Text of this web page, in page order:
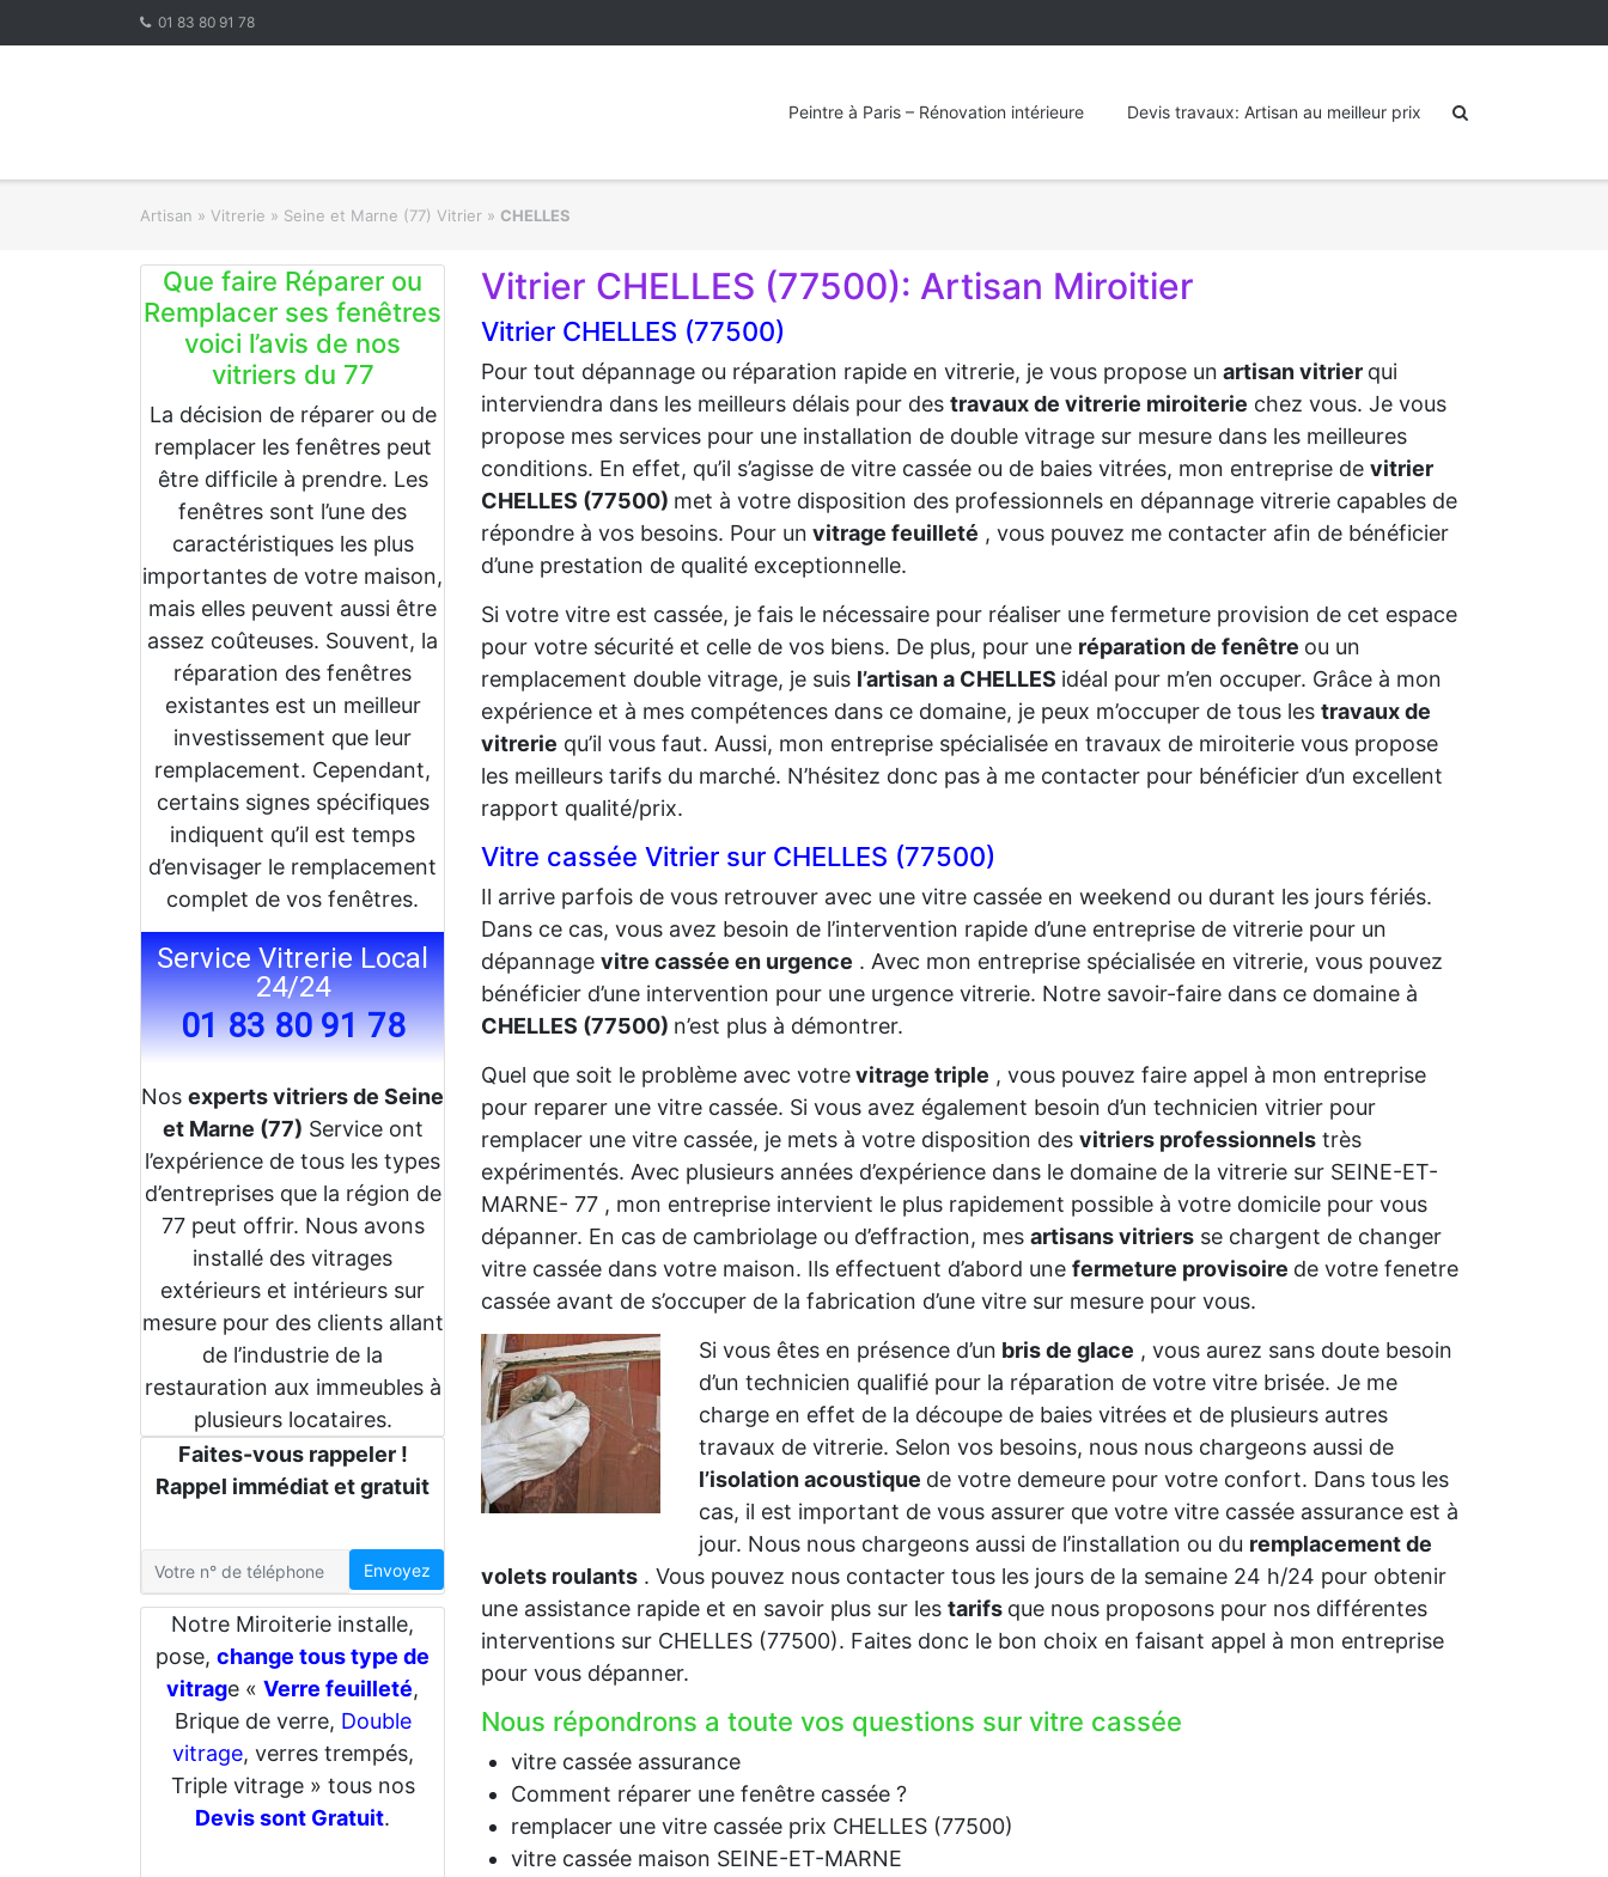
01 83 80 91 78
Peintre à Paris – Rénovation intérieure Devis travaux: Artisan au meilleur prix
Artisan » Vitrerie » Seine et Marne (77) Vitrier » CHELLES
Que faire Réparer ou
Remplacer ses fenêtres
voici l’avis de nos
vitriers du 77
La décision de réparer ou de
remplacer les fenêtres peut
être difficile à prendre. Les
fenêtres sont l’une des
caractéristiques les plus
importantes de votre maison,
mais elles peuvent aussi être
assez coûteuses. Souvent, la
réparation des fenêtres
existantes est un meilleur
investissement que leur
remplacement. Cependant,
certains signes spécifiques
indiquent qu’il est temps
d’envisager le remplacement
complet de vos fenêtres.
Service Vitrerie Local
24/24
01 83 80 91 78
Nos experts vitriers de Seine
et Marne (77) Service ont
l’expérience de tous les types
d’entreprises que la région de
77 peut offrir. Nous avons
installé des vitrages
extérieurs et intérieurs sur
mesure pour des clients allant
de l’industrie de la
restauration aux immeubles à
plusieurs locataires.
Faites-vous rappeler !
Rappel immédiat et gratuit
Envoyez
Notre Miroiterie installe,
pose, change tous type de
vitrage « Verre feuilleté,
Brique de verre, Double
vitrage, verres trempés,
Triple vitrage » tous nos
Devis sont Gratuit.
Vitrier CHELLES (77500): Artisan Miroitier
Vitrier CHELLES (77500)
Pour tout dépannage ou réparation rapide en vitrerie, je vous propose un artisan vitrier qui
interviendra dans les meilleurs délais pour des travaux de vitrerie miroiterie chez vous. Je vous
propose mes services pour une installation de double vitrage sur mesure dans les meilleures
conditions. En effet, qu’il s’agisse de vitre cassée ou de baies vitrées, mon entreprise de vitrier
CHELLES (77500) met à votre disposition des professionnels en dépannage vitrerie capables de
répondre à vos besoins. Pour un vitrage feuilleté , vous pouvez me contacter afin de bénéficier
d’une prestation de qualité exceptionnelle.
Si votre vitre est cassée, je fais le nécessaire pour réaliser une fermeture provision de cet espace
pour votre sécurité et celle de vos biens. De plus, pour une réparation de fenêtre ou un
remplacement double vitrage, je suis l’artisan a CHELLES idéal pour m’en occuper. Grâce à mon
expérience et à mes compétences dans ce domaine, je peux m’occuper de tous les travaux de
vitrerie qu’il vous faut. Aussi, mon entreprise spécialisée en travaux de miroiterie vous propose
les meilleurs tarifs du marché. N’hésitez donc pas à me contacter pour bénéficier d’un excellent
rapport qualité/prix.
Vitre cassée Vitrier sur CHELLES (77500)
Il arrive parfois de vous retrouver avec une vitre cassée en weekend ou durant les jours fériés.
Dans ce cas, vous avez besoin de l’intervention rapide d’une entreprise de vitrerie pour un
dépannage vitre cassée en urgence . Avec mon entreprise spécialisée en vitrerie, vous pouvez
bénéficier d’une intervention pour une urgence vitrerie. Notre savoir-faire dans ce domaine à
CHELLES (77500) n’est plus à démontrer.
Quel que soit le problème avec votrevitrage triple , vous pouvez faire appel à mon entreprise
pour reparer une vitre cassée. Si vous avez également besoin d’un technicien vitrier pour
remplacer une vitre cassée, je mets à votre disposition des vitriers professionnels très
expérimentés. Avec plusieurs années d’expérience dans le domaine de la vitrerie sur SEINE-ET-
MARNE- 77 , mon entreprise intervient le plus rapidement possible à votre domicile pour vous
dépanner. En cas de cambriolage ou d’effraction, mes artisans vitriers se chargent de changer
vitre cassée dans votre maison. Ils effectuent d’abord une fermeture provisoire de votre fenetre
cassée avant de s’occuper de la fabrication d’une vitre sur mesure pour vous.
Si vous êtes en présence d’un bris de glace , vous aurez sans doute besoin
d’un technicien qualifié pour la réparation de votre vitre brisée. Je me
charge en effet de la découpe de baies vitrées et de plusieurs autres
travaux de vitrerie. Selon vos besoins, nous nous chargeons aussi de
l’isolation acoustique de votre demeure pour votre confort. Dans tous les
cas, il est important de vous assurer que votre vitre cassée assurance est à
jour. Nous nous chargeons aussi de l’installation ou du remplacement de
volets roulants . Vous pouvez nous contacter tous les jours de la semaine 24 h/24 pour obtenir
une assistance rapide et en savoir plus sur les tarifs que nous proposons pour nos différentes
interventions sur CHELLES (77500). Faites donc le bon choix en faisant appel à mon entreprise
pour vous dépanner.
Nous répondrons a toute vos questions sur vitre cassée
vitre cassée assurance
Comment réparer une fenêtre cassée ?
remplacer une vitre cassée prix CHELLES (77500)
vitre cassée maison SEINE-ET-MARNE